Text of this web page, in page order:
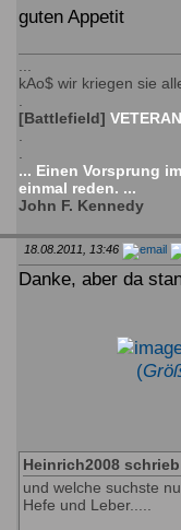
guten Appetit
kAo$ wir kriegen sie
[Battlefield]
... Einen Vorsprung
einmal reden. ...
John F. Kennedy
18.08.2011, 13:46
Danke, aber da
(
Heinrich2008
und welche suchste
Hefe und Leber.....